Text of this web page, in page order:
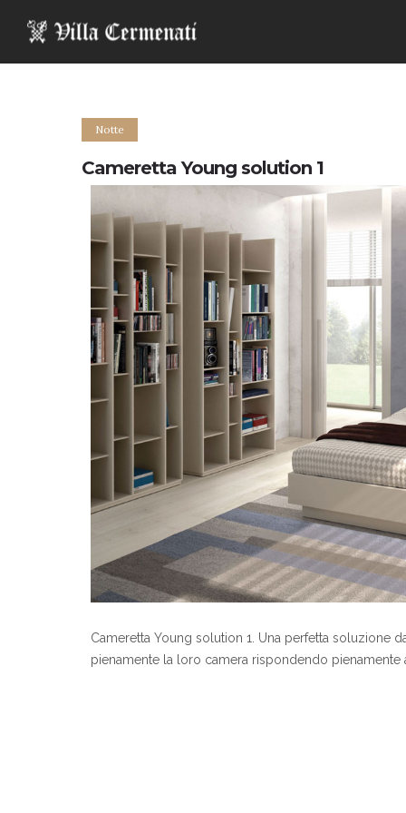
Notte
Cameretta Young solution 1
Cameretta Young solution 1. Una perfetta soluzione
pienamente la loro camera rispondendo